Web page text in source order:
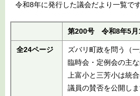
令和8年に発行した議会だより一覧です
第200号 令和8年5月
全24ページ
ズバリ町政を問う（一
臨時会・定例会の主
上富小と三芳小は統
議員の賛否を公開し